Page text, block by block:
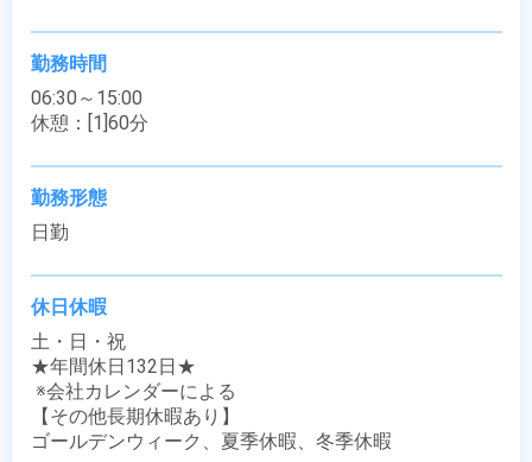
勤務時間
06:30～15:00
休憩：[1]60分
勤務形態
日勤
休日休暇
土・日・祝
★年間休日132日★
【その他長期休暇あり】
ゴールデンウィーク、夏季休暇、冬季休暇